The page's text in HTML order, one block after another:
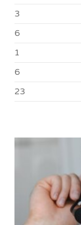
3
6
1
6
23